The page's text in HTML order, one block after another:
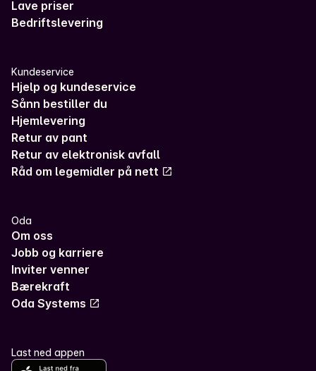
Lave priser
Bedriftslevering
Kundeservice
Hjelp og kundeservice
Sånn bestiller du
Hjemlevering
Retur av pant
Retur av elektronisk avfall
Råd om legemidler på nett
Oda
Om oss
Jobb og karriere
Inviter venner
Bærekraft
Oda Systems
Last ned appen